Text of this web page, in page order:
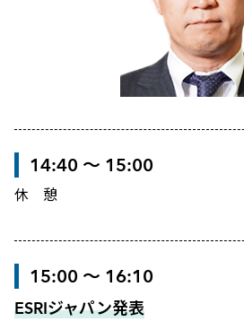
14:40 ～ 15:00
休 憩
15:00 ～ 16:10
ESRIジャパン発表